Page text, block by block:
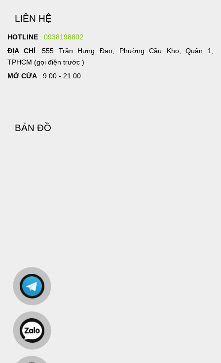
LIÊN HỆ
HOTLINE : 0938198802
ĐỊA CHỈ: 555 Trần Hưng Đạo, Phường Cầu Kho, Quận 1,
TPHCM (gọi điện trước )
MỞ CỬA : 9.00 - 21:00
BẢN ĐỒ